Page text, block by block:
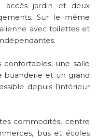
accès jardin et deux
Sur le même
avec toilettes et
une salle
buanderie et un grand
depuis l'intérieur
commodités, centre
bus et écoles